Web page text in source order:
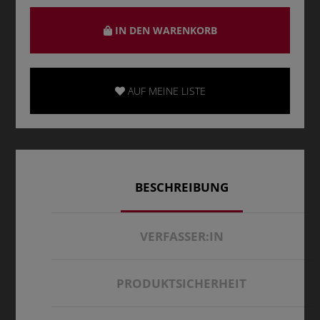
IN DEN WARENKORB
AUF MEINE LISTE
BESCHREIBUNG
VERFASSER:IN
PRODUKTSICHERHEIT